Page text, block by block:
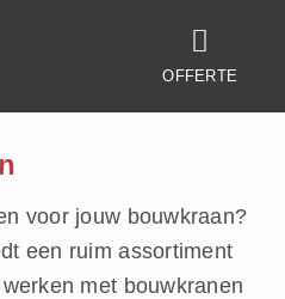
OFFERTE
voor jouw bouwkraan?
een ruim assortiment
met bouwkranen